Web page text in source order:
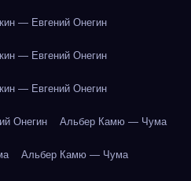
— Евгений Онегин
— Евгений Онегин
— Евгений Онегин
Онегин Альбер Камю — Чума
Альбер Камю — Чума